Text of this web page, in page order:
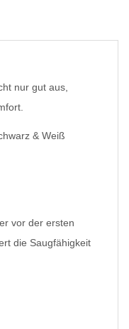
nur gut aus,
& Weiß
vor der ersten
die Saugfähigkeit